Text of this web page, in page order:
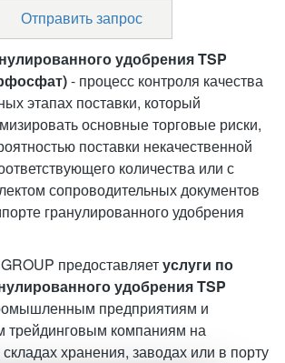
Отправить запрос
удобрения TSP
- процесс контроля качества
этапах поставки, который
основные торговые риски,
поставки некачественной
количества или с
сопроводительных документов
гранулированного удобрения
предоставляетуслуги по
удобрения TSP
предприятиям и
компаниям на
хранения, заводах или в порту